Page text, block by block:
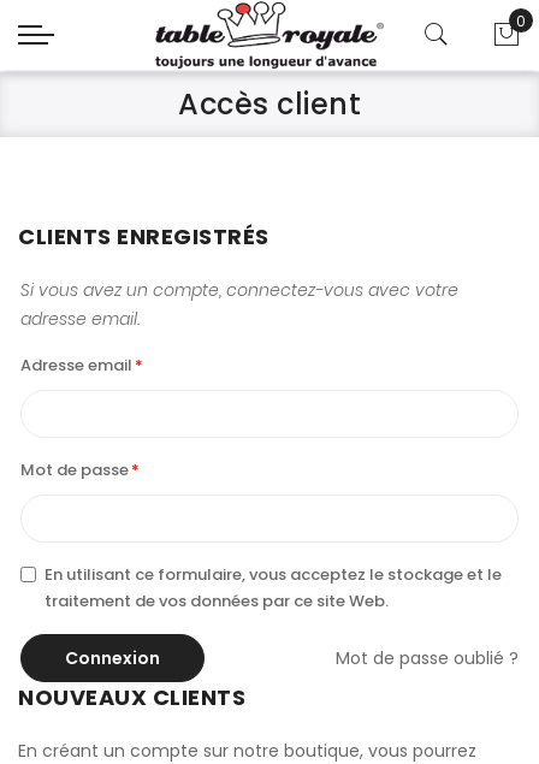
0
Accès client
CLIENTS ENREGISTRÉS
Si vous avez un compte, connectez-vous avec votre
adresse email.
Adresse email
Mot de passe
En utilisant ce formulaire, vous acceptez le stockage et le
traitement de vos données par ce site Web.
Connexion Mot de passe oublié ?
NOUVEAUX CLIENTS
En créant un compte sur notre boutique, vous pourrez